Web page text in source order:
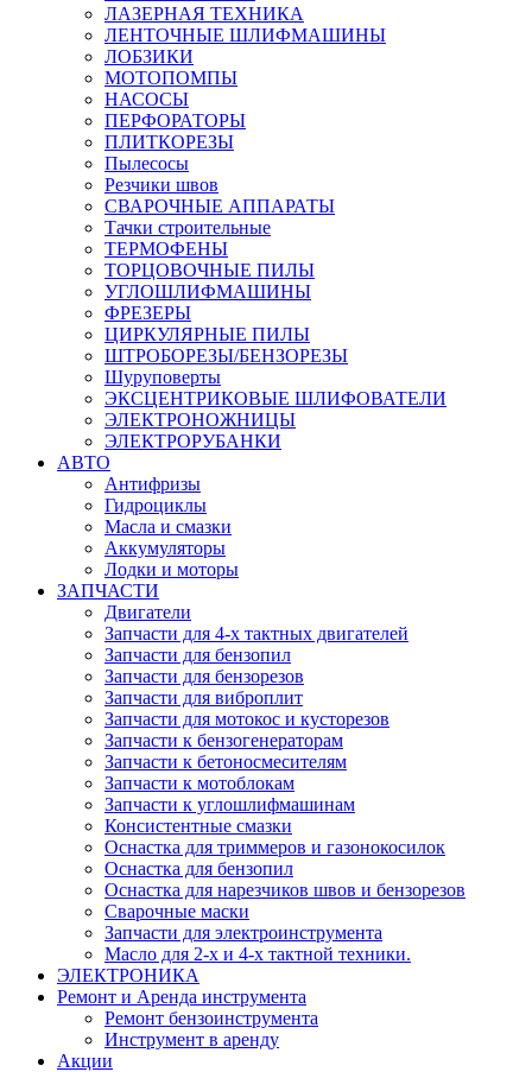
ЛАЗЕРНАЯ ТЕХНИКА
ЛЕНТОЧНЫЕ ШЛИФМАШИНЫ
ЛОБЗИКИ
МОТОПОМПЫ
НАСОСЫ
ПЕРФОРАТОРЫ
ПЛИТКОРЕЗЫ
Пылесосы
Резчики швов
СВАРОЧНЫЕ АППАРАТЫ
Тачки строительные
ТЕРМОФЕНЫ
ТОРЦОВОЧНЫЕ ПИЛЫ
УГЛОШЛИФМАШИНЫ
ФРЕЗЕРЫ
ЦИРКУЛЯРНЫЕ ПИЛЫ
ШТРОБОРЕЗЫ/БЕНЗОРЕЗЫ
Шуруповерты
ЭКСЦЕНТРИКОВЫЕ ШЛИФОВАТЕЛИ
ЭЛЕКТРОНОЖНИЦЫ
ЭЛЕКТРОРУБАНКИ
АВТО
Антифризы
Гидроциклы
Масла и смазки
Аккумуляторы
Лодки и моторы
ЗАПЧАСТИ
Двигатели
Запчасти для 4-х тактных двигателей
Запчасти для бензопил
Запчасти для бензорезов
Запчасти для виброплит
Запчасти для мотокос и кусторезов
Запчасти к бензогенераторам
Запчасти к бетоносмесителям
Запчасти к мотоблокам
Запчасти к углошлифмашинам
Консистентные смазки
Оснастка для триммеров и газонокосилок
Оснастка для бензопил
Оснастка для нарезчиков швов и бензорезов
Сварочные маски
Запчасти для электроинструмента
Масло для 2-х и 4-х тактной техники.
ЭЛЕКТРОНИКА
Ремонт и Аренда инструмента
Ремонт бензоинструмента
Инструмент в аренду
Акции